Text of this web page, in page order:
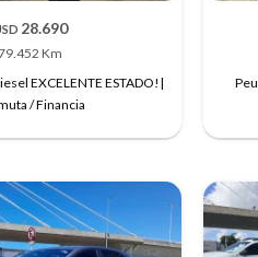
28.690
Km
EXCELENTE ESTADO!|
/ Financia